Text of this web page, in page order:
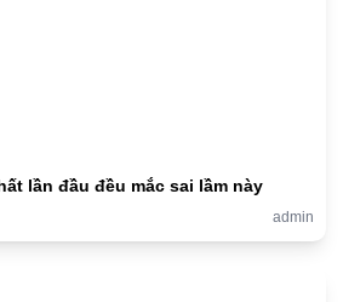
lần đầu đều mắc sai lầm này
admin